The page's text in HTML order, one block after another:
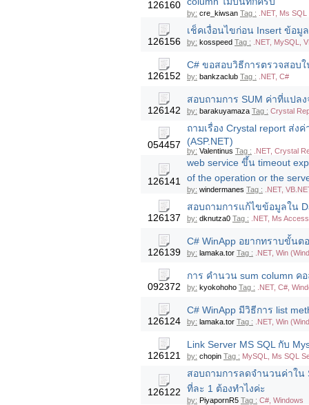
126160
by: cre_kiwsan Tag : .NET, Ms
126156
เช็คเงื่อนไขก่อน Insert ข้อมู
by: kosspeed Tag : .NET, MySQL,
126152
C# ขอสอบวิธีการตรวจสอบ
by: bankzaclub Tag : .NET, C#
126142
สอบถามการ SUM ค่าที่แปล
by: barakuyamaza Tag : Crystal
054457
ถามเรื่อง Crystal report ส่ง
(ASP.NET)
by: Valentinus Tag : .NET, Crystal
126141
web service ขึ้น timeout
of the operation or the
by: windermanes Tag : .NET,
126137
สอบถามการแก้ไขข้อมูลใน
by: dknutza0 Tag : .NET, Ms
126139
C# WinApp อยากทราบขั้น
by: lamaka.tor Tag : .NET, Win
092372
การ คำนวน sum column ค
by: kyokohoho Tag : .NET, C#,
126124
C# WinApp มีวิธีการ list
by: lamaka.tor Tag : .NET, Win
126121
Link Server MS SQL กับ
by: chopin Tag : MySQL, Ms SQL
126122
สอบถามการลดจำนวนค่าใน
ที่ละ 1 ต้องทำไงค่ะ
by: PiyapornR5 Tag : C#, Windows